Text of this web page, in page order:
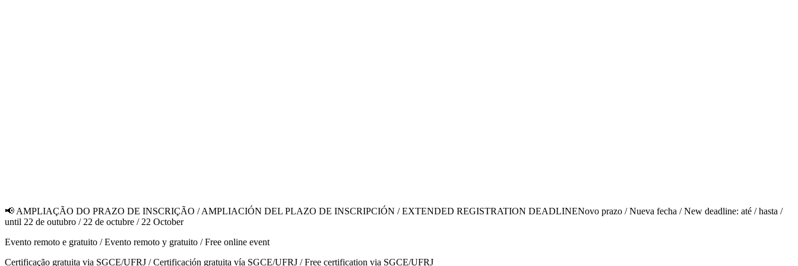
📢 AMPLIAÇÃO DO PRAZO DE INSCRIÇÃO / AMPLIACIÓN DEL PLAZO DE INSCRIPCIÓN / EXTENDED REGISTRATION DEADLINENovo prazo / Nueva fecha / New deadline: até / hasta /
until 22 de outubro / 22 de octubre / 22 October
Evento remoto e gratuito / Evento remoto y gratuito / Free online event
Certificação gratuita via SGCE/UFRJ / Certificación gratuita vía SGCE/UFRJ / Free certification via SGCE/UFRJ